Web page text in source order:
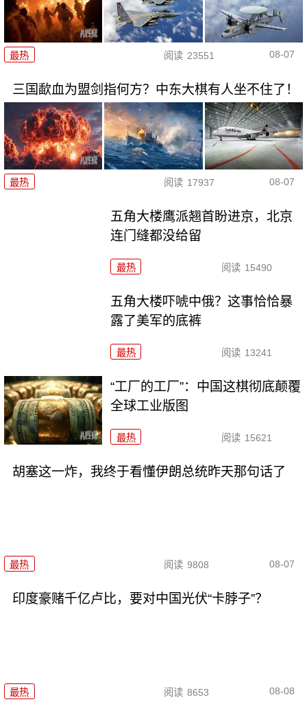
最热 阅读 23551 08-07
三国歃血为盟剑指何方？中东大棋有人坐不住了！
最热 阅读 17937 08-07
五角大楼鹰派翘首盼进京，北京
连门缝都没给留
最热 阅读 15490
五角大楼吓唬中俄？这事恰恰暴
露了美军的底裤
最热 阅读 13241
“工厂的工厂”：中国这棋彻底颠覆
全球工业版图
最热 阅读 15621
胡塞这一炸，我终于看懂伊朗总统昨天那句话了
最热 阅读 9808 08-07
印度豪赌千亿卢比，要对中国光伏“卡脖子”？
最热 阅读 8653 08-08